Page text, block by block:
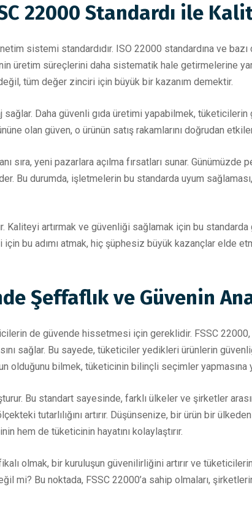
22000 Standardı ile
sistemi standardıdır. ISO 22000 standardına ve
üretim süreçlerini daha sistematik hale getirmelerine
tüm değer zinciri için büyük bir kazanım demektir.
Daha güvenli gıda üretimi yapabilmek, tüketicilerin
olan güven, o ürünün satış rakamlarını doğrudan
sıra, yeni pazarlara açılma fırsatları sunar. Günümüzde
Bu durumda, işletmelerin bu standarda uyum
Kaliteyi artırmak ve güvenliği sağlamak için bu
bu adımı atmak, hiç şüphesiz büyük kazançlar elde
Şeffaflık ve Güvenin
de güvende hissetmesi için gereklidir. FSSC 22000,
sağlar. Bu sayede, tüketiciler yedikleri ürünlerin
bilmek, tüketicinin bilinçli seçimler yapmasına
Bu standart sayesinde, farklı ülkeler ve şirketler
tutarlılığını artırır. Düşünsenize, bir ürün bir
hem de tüketicinin hayatını kolaylaştırır.
olmak, bir kuruluşun güvenilirliğini artırır ve
mi? Bu noktada, FSSC 22000’a sahip olmaları, şirketlerin